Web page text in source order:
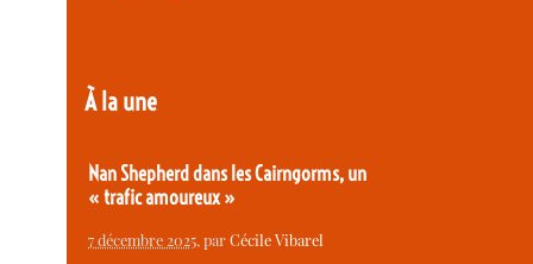
À la une
Nan Shepherd dans les Cairngorms, un
« trafic amoureux »
7 décembre 2025, parCécile Vibarel